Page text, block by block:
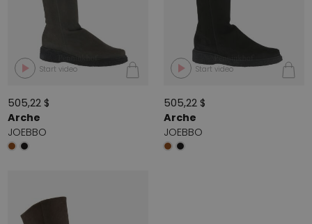
Start video
505,22 $
Arche
JOEBBO
Start video
505,22 $
Arche
JOEBBO